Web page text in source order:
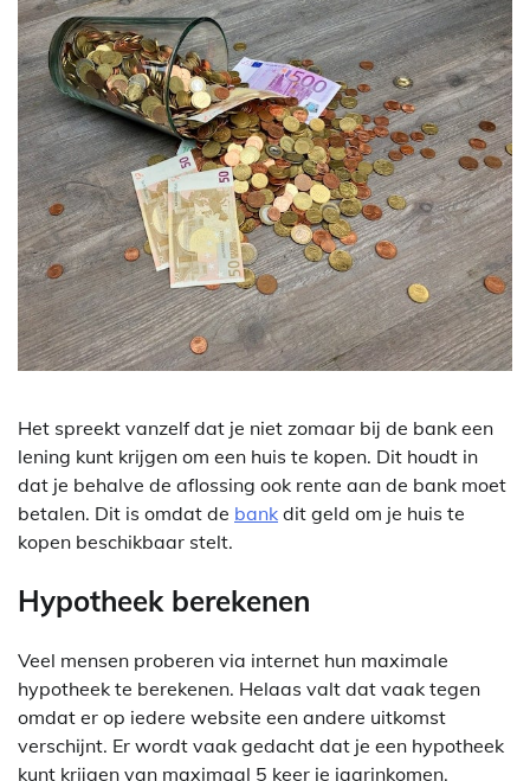
Het spreekt vanzelf dat je niet zomaar bij de bank een
lening kunt krijgen om een huis te kopen. Dit houdt in
dat je behalve de aflossing ook rente aan de bank moet
betalen. Dit is omdat de bank dit geld om je huis te
kopen beschikbaar stelt.
Hypotheek berekenen
Veel mensen proberen via internet hun maximale
hypotheek te berekenen. Helaas valt dat vaak tegen
omdat er op iedere website een andere uitkomst
verschijnt. Er wordt vaak gedacht dat je een hypotheek
kunt krijgen van maximaal 5 keer je jaarinkomen.